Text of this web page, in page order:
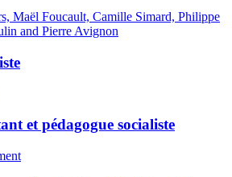
Maël Foucault, Camille Simard, Philippe
and Pierre Avignon
et pédagogue socialiste